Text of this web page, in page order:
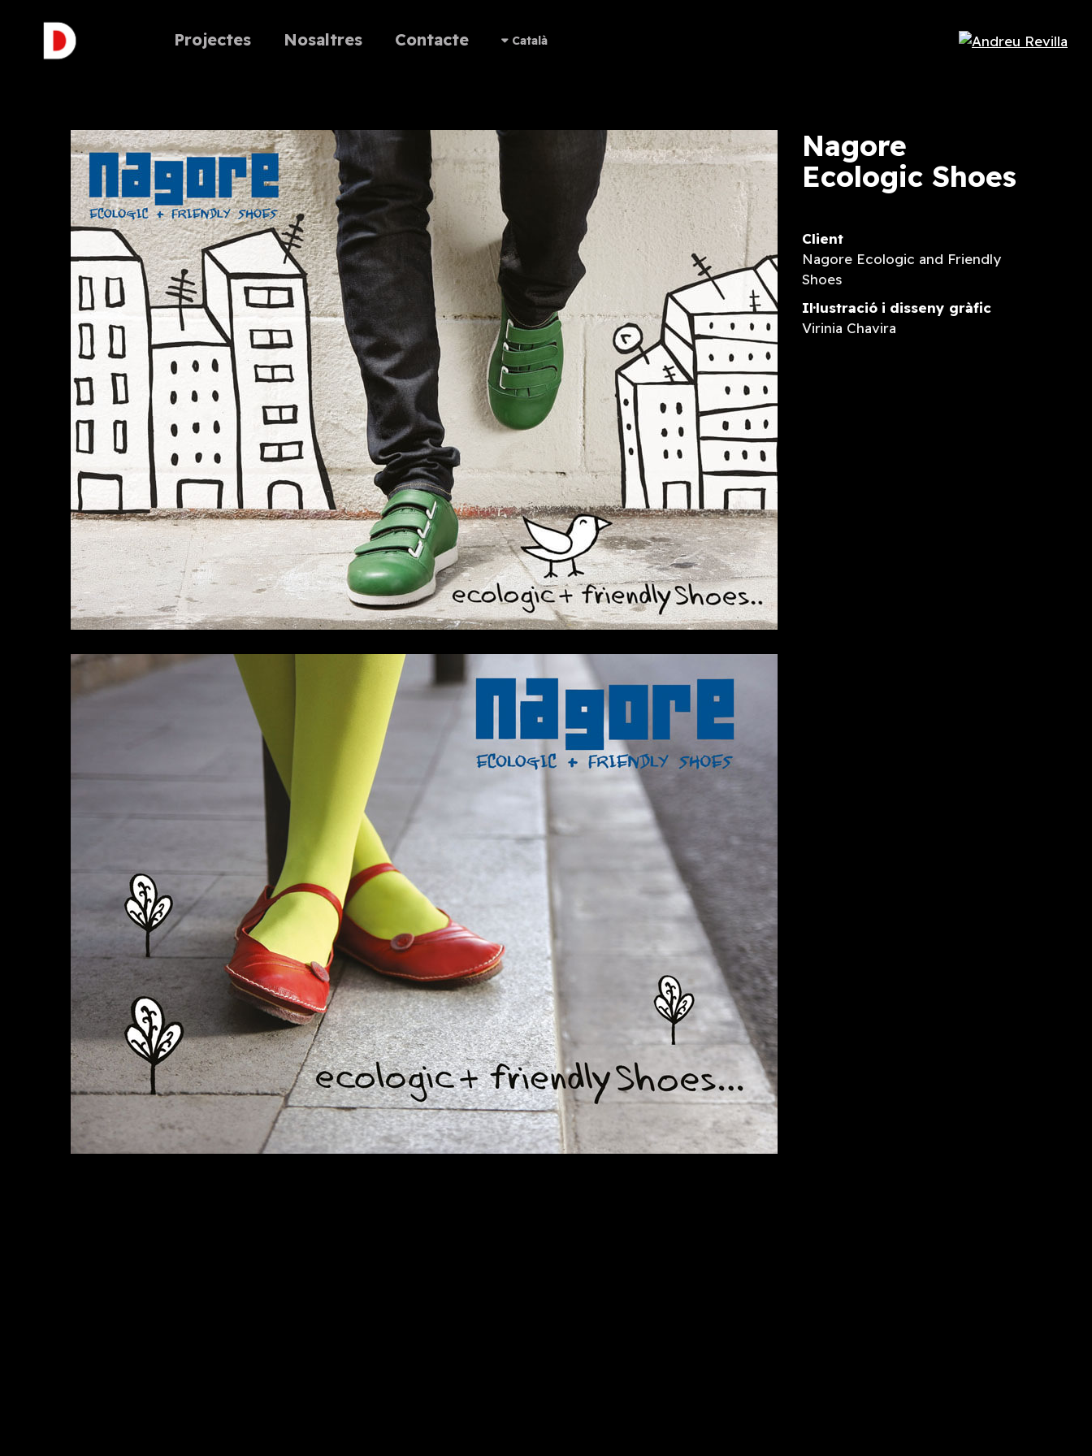
Projectes Nosaltres Contacte Català
Nagore
Ecologic Shoes
Client
Nagore Ecologic and Friendly
Shoes
Il·lustració i disseny gràfic
Virinia Chavira